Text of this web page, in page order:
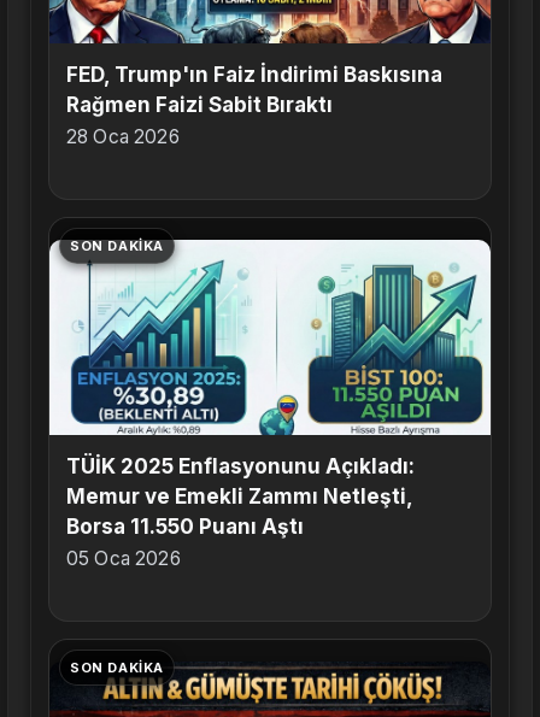
FED, Trump'ın Faiz İndirimi Baskısına
Rağmen Faizi Sabit Bıraktı
28 Oca 2026
SON DAKIKA
TÜİK 2025 Enflasyonunu Açıkladı:
Memur ve Emekli Zammı Netleşti,
Borsa 11.550 Puanı Aştı
05 Oca 2026
SON DAKIKA